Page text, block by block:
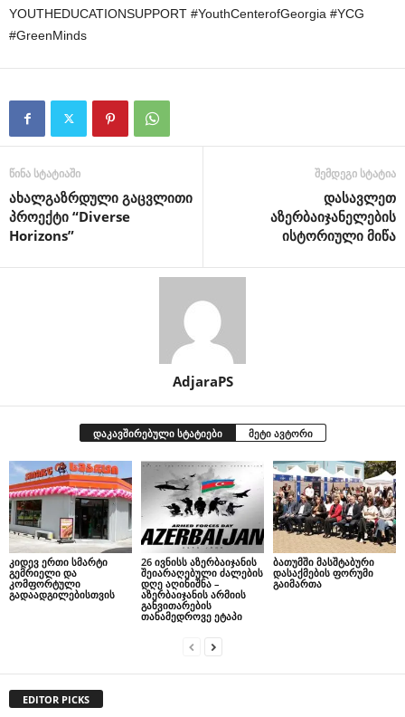
YOUTHEDUCATIONSUPPORT #YouthCenterofGeorgia #YCG
#GreenMinds
წინა სტატიაში
ახალგაზრდული გაცვლითი
პროექტი “Diverse
Horizons”
შემდეგი სტატია
დასავლეთ
აზერბაიჯანელების
ისტორიული მიწა
AdjaraPS
დაკავშირებული სტატიები მეტი ავტორი
კიდევ ერთი სმარტი
გემრიელი და
კომფორტული
გადაადგილებისთვის
26 ივნისს აზერბაიჯანის
შეიარაღებული ძალების
დღე აღინიშნა –
აზერბაიჯანის არმიის
განვითარების
თანამედროვე ეტაპი
ბათუმში მასშტაბური
დასაქმების ფორუმი
გაიმართა
EDITOR PICKS